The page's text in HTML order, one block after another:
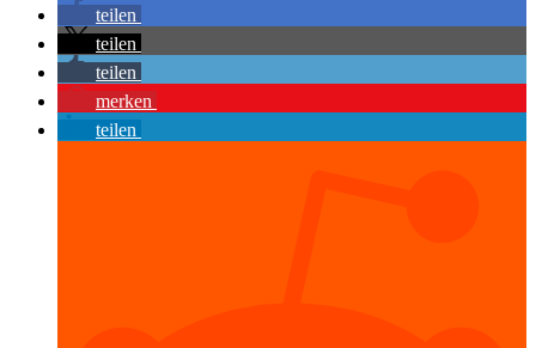
teilen
teilen
teilen
merken
teilen